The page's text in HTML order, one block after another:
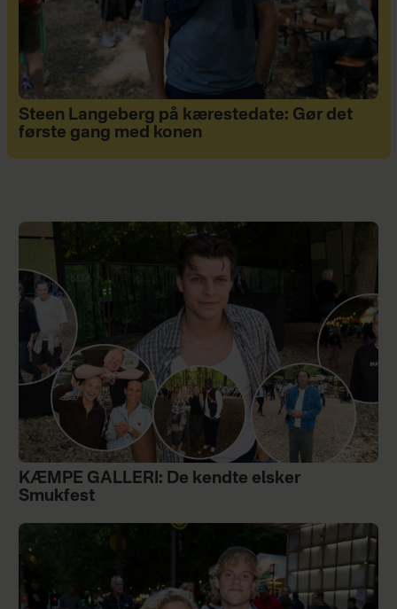
Steen Langeberg på kærestedate: Gør det
første gang med konen
KÆMPE GALLERI: De kendte elsker
Smukfest